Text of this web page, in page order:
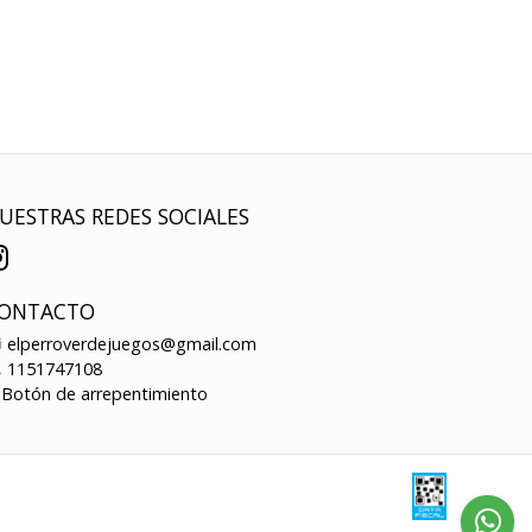
REDES SOCIALES
elperroverdejuegos@gmail.com
1151747108
de arrepentimiento